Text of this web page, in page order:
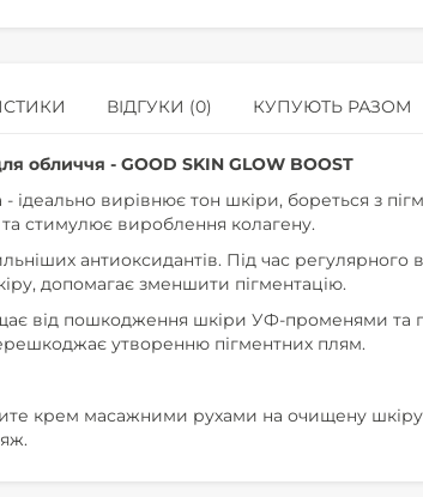
ВІДГУКИ (0) КУПУЮТЬ РАЗОМ
обличчя - GOOD SKIN GLOW BOOST
- ідеально вирівнює тон шкіри, бореться з
стимулює вироблення колагену.
антиоксидантів. Під час регулярного
допомагає зменшити пігментацію.
від пошкодження шкіри УФ-променями та
утворенню пігментних плям.
крем масажними рухами на очищену